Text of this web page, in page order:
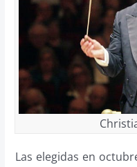
Las elegidas en